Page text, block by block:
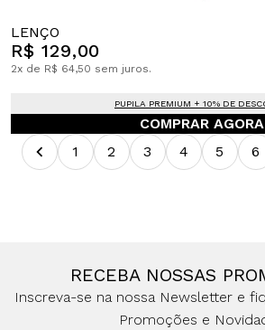
LENÇO
R$ 129,00
2x de R$ 64,50 sem juros.
PUPILA PREMIUM + 10% DE
COMPRAR AGORA
1
2 3 4 5 6
RECEBA NOSSAS
Inscreva-se na nossa Newsletter e
Promoções e